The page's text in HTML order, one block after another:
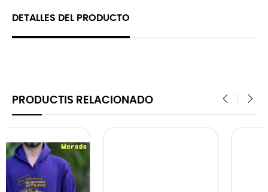
DETALLES DEL PRODUCTO
PRODUCTIS RELACIONADO